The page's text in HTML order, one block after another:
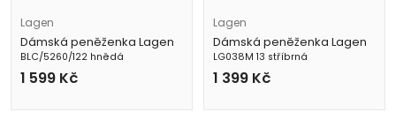
Lagen
Dámská peněženka Lagen
BLC/5260/122 hnědá
1 599 Kč
Lagen
Dámská peněženka Lagen
LG038M 13 stříbrná
1 399 Kč